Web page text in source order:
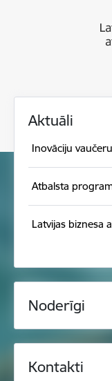
Aktuāli
Inovāciju
Atbalsta
Latvijas biznesa
Noderīgi
Kontakti